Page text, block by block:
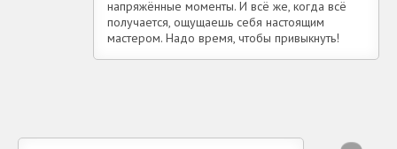
напряжённые моменты. И всё же, когда всё
получается, ощущаешь себя настоящим
мастером. Надо время, чтобы привыкнуть!